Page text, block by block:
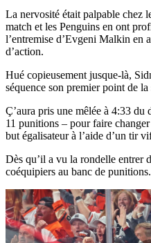
La nervosité était palpable chez
match et les Penguins en ont
l’entremise d’Evgeni Malkin en
d’action.
Hué copieusement jusque-là,
séquence son premier point de la
Ç’aura pris une mêlée à 4:33
11 punitions – pour faire
but égalisateur à l’aide d’un tir
Dès qu’il a vu la rondelle entrer
coéquipiers au banc de punitions.